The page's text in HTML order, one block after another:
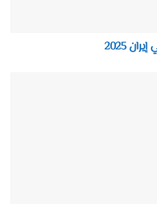
2025